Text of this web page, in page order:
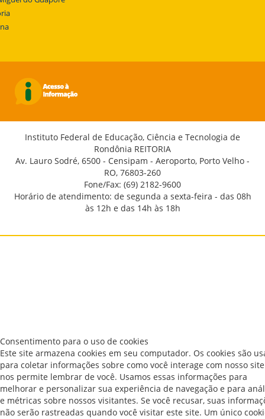
Instituto Federal de Educação, Ciência e Tecnologia de
Rondônia REITORIA
Av. Lauro Sodré, 6500 - Censipam - Aeroporto, Porto Velho -
RO, 76803-260
Fone/Fax: (69) 2182-9600
Horário de atendimento: de segunda a sexta-feira - das 08h
às 12h e das 14h às 18h
Consentimento para o uso de cookies
Este site armazena cookies em seu computador. Os cookies são
para coletar informações sobre como você interage com nosso
nos permite lembrar de você. Usamos essas informações para
melhorar e personalizar sua experiência de navegação e para
e métricas sobre nossos visitantes. Se você recusar, suas
não serão rastreadas quando você visitar este site. Um único